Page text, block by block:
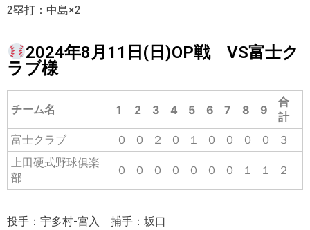
2塁打：中島×2
2024年8月11日(日)OP戦 VS富士ク
ラブ様
チーム名 1 2 3 4 5 6 7 8 9
合
計
富士クラブ
０ ０ ２ ０ １ ０ ０ ０ ０
３
上田硬式野球俱楽
部
０ ０ ０ ０ ０ ０ ０ １ １ ２
投手：宇多村-宮入 捕手：坂口